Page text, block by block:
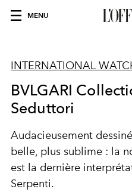
MENU
INTERNATIONAL
BVLGARI
Seduttori
Audacieusement
belle, plus sublime : la
est la dernière
Serpenti.